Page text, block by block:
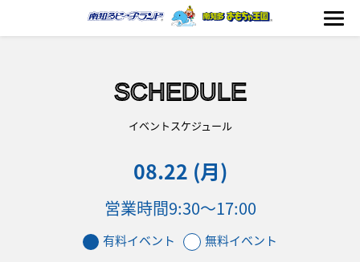
海の生きもの
おもちゃ王国
SCHEDULE
イベントスケジュール
08.22 (月)
営業時間9:30〜17:00
有料イベント 無料イベント